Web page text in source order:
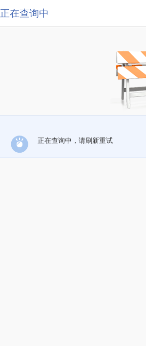
正在查询中
正在查询中，请刷新重试